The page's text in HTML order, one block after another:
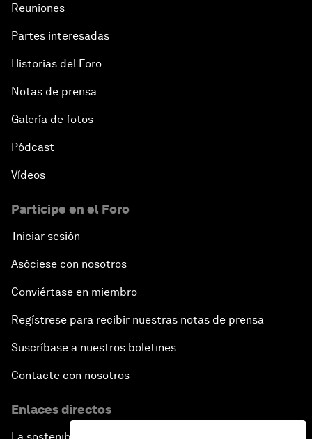
Reuniones
Partes interesadas
Historias del Foro
Notas de prensa
Galería de fotos
Pódcast
Vídeos
Participe en el Foro
Iniciar sesión
Asóciese con nosotros
Conviértase en miembro
Regístrese para recibir nuestras notas de prensa
Suscríbase a nuestros boletines
Contacte con nosotros
Enlaces directos